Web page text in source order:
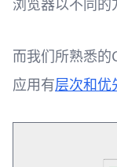
而我们所熟悉的
应用有层次和优